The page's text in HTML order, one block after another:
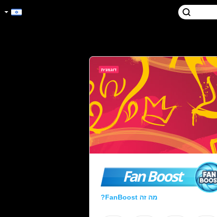
Fan Boost
מה זה FanBoost?